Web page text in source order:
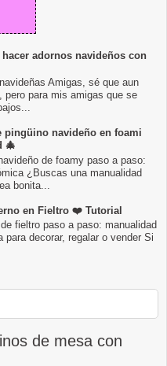
adornos navideños con
Amigas, sé que aun
pero para mis amigas que se
pingüino navideño en foami
🎄
de foamy paso a paso:
¿Buscas una manualidad
bonita...
en Fieltro ❤️ Tutorial
fieltro paso a paso: manualidad
decorar, regalar o vender Si
de mesa con